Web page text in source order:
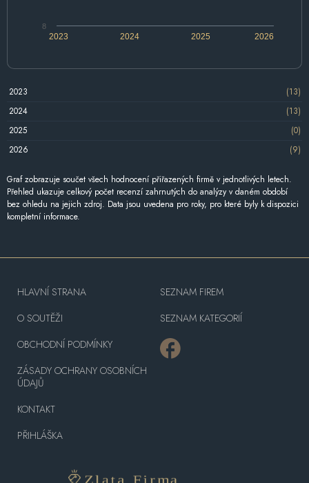
2024 2026
2023 2025
8
2023
(13)
2024
(13)
2025
(0)
2026
(9)
Graf zobrazuje součet všech hodnocení přiřazených firmě v jednotlivých letech.
Přehled ukazuje celkový počet recenzí zahrnutých do analýzy v daném období
bez ohledu na jejich zdroj. Data jsou uvedena pro roky, pro které byly k dispozici
kompletní informace.
HLAVNÍ STRANA
O SOUTĚŽI
OBCHODNÍ PODMÍNKY
ZÁSADY OCHRANY OSOBNÍCH
ÚDAJŮ
KONTAKT
PŘIHLÁŠKA
SEZNAM FIREM
SEZNAM KATEGORIÍ